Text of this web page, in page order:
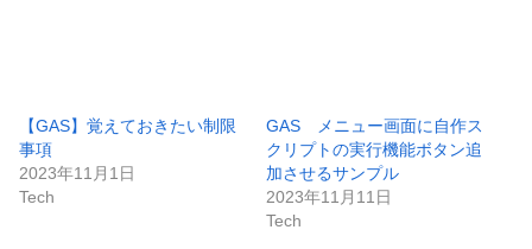
【GAS】覚えておきたい制限
事項
2023年11月1日
Tech
GAS メニュー画面に自作ス
クリプトの実行機能ボタン追
加させるサンプル
2023年11月11日
Tech